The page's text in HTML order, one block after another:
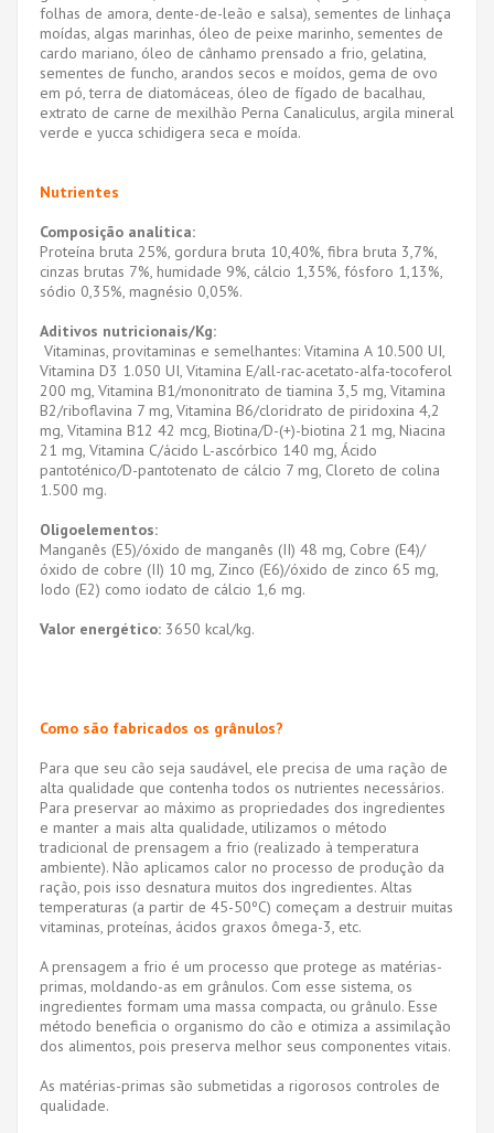
folhas de amora, dente-de-leão e salsa), sementes de linhaça
moídas, algas marinhas, óleo de peixe marinho, sementes de
cardo mariano, óleo de cânhamo prensado a frio, gelatina,
sementes de funcho, arandos secos e moídos, gema de ovo
em pó, terra de diatomáceas, óleo de fígado de bacalhau,
extrato de carne de mexilhão Perna Canaliculus, argila mineral
verde e yucca schidigera seca e moída.
Nutrientes
Composição analítica:
Proteína bruta 25%, gordura bruta 10,40%, fibra bruta 3,7%,
cinzas brutas 7%, humidade 9%, cálcio 1,35%, fósforo 1,13%,
sódio 0,35%, magnésio 0,05%.
Aditivos nutricionais/Kg:
Vitaminas, provitaminas e semelhantes: Vitamina A 10.500 UI,
Vitamina D3 1.050 UI, Vitamina E/all-rac-acetato-alfa-tocoferol
200 mg, Vitamina B1/mononitrato de tiamina 3,5 mg, Vitamina
B2/riboflavina 7 mg, Vitamina B6/cloridrato de piridoxina 4,2
mg, Vitamina B12 42 mcg, Biotina/D-(+)-biotina 21 mg, Niacina
21 mg, Vitamina C/ácido L-ascórbico 140 mg, Ácido
pantoténico/D-pantotenato de cálcio 7 mg, Cloreto de colina
1.500 mg.
Oligoelementos:
Manganês (E5)/óxido de manganês (II) 48 mg, Cobre (E4)/
óxido de cobre (II) 10 mg, Zinco (E6)/óxido de zinco 65 mg,
Iodo (E2) como iodato de cálcio 1,6 mg.
Valor energético: 3650 kcal/kg.
Como são fabricados os grânulos?
Para que seu cão seja saudável, ele precisa de uma ração de
alta qualidade que contenha todos os nutrientes necessários.
Para preservar ao máximo as propriedades dos ingredientes
e manter a mais alta qualidade, utilizamos o método
tradicional de prensagem a frio (realizado à temperatura
ambiente). Não aplicamos calor no processo de produção da
ração, pois isso desnatura muitos dos ingredientes. Altas
temperaturas (a partir de 45-50ºC) começam a destruir muitas
vitaminas, proteínas, ácidos graxos ômega-3, etc.
A prensagem a frio é um processo que protege as matérias-
primas, moldando-as em grânulos. Com esse sistema, os
ingredientes formam uma massa compacta, ou grânulo. Esse
método beneficia o organismo do cão e otimiza a assimilação
dos alimentos, pois preserva melhor seus componentes vitais.
As matérias-primas são submetidas a rigorosos controles de
qualidade.